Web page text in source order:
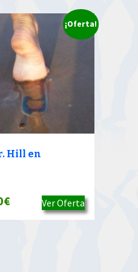
¡Oferta!
Hill en
€El
precio
Ver Oferta